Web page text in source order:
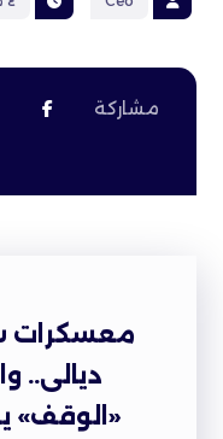
معسكرات
ديالى..
«الوقف»